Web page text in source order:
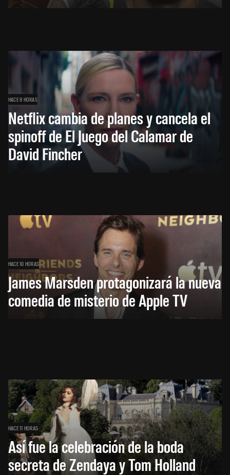
HACE 9 HORAS
Netflix cambia de planes y cancela el
spinoff de El Juego del Calamar de
David Fincher
HACE 10 HORAS
James Marsden protagonizará la nueva
comedia de misterio de Apple TV
HACE 11 HORAS
Así fue la celebración de la boda
secreta de Zendaya y Tom Holland